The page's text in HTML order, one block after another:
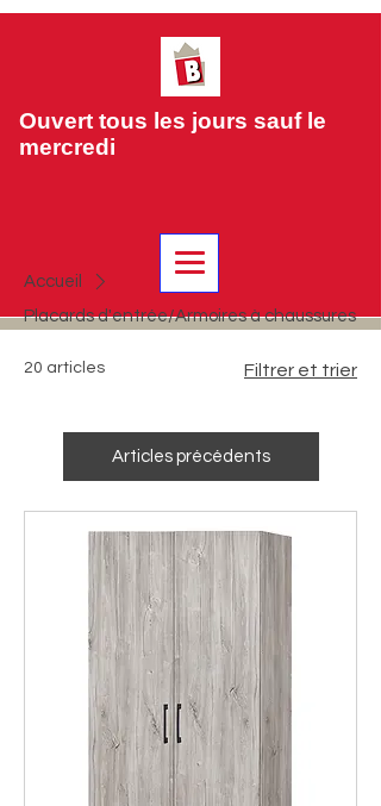
Ouvert tous les jours sauf le
mercredi
Accueil
Placards d'entrée/Armoires à chaussures
20 articles Filtrer et trier
Articles précédents